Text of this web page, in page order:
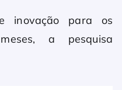
inovação para os
a pesquisa